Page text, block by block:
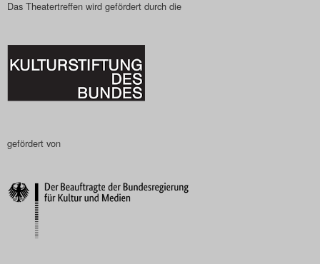
Das Theatertreffen-Blog
2025
Das Theatertreffen-Blog
Archiv
Nutzungsbedingungen
Das Theatertreffen wird gefördert durch die
gefördert von